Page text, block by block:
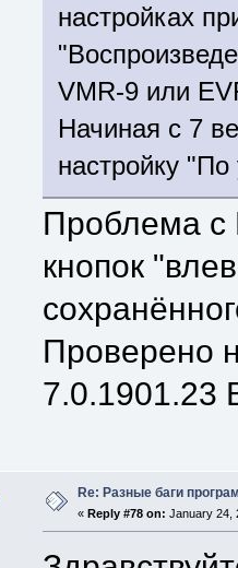
настройках
VMR-9 или
Начиная с 7
настройку
Проблема с
кнопок
Проверено
7.0.1901.23
Re: Разные баги
« Reply #78 on: January 24,